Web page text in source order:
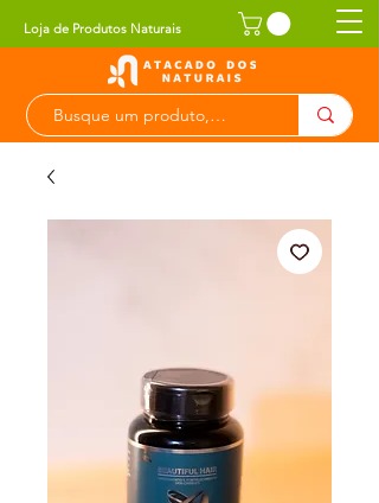
Loja de Produtos Naturais